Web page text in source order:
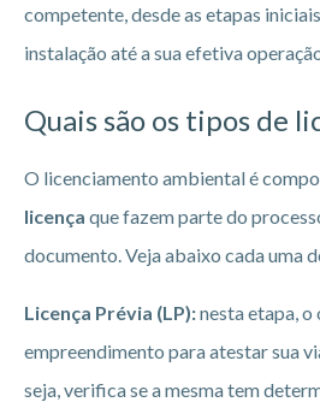
competente, desde as etapas
instalação até a sua efetiva
Quais são os tipos de
O licenciamento ambiental é
licença que fazem parte do
documento. Veja abaixo cada uma
Licença Prévia (LP):nesta etapa, o
empreendimento para atestar sua
seja, verifica se a mesma tem